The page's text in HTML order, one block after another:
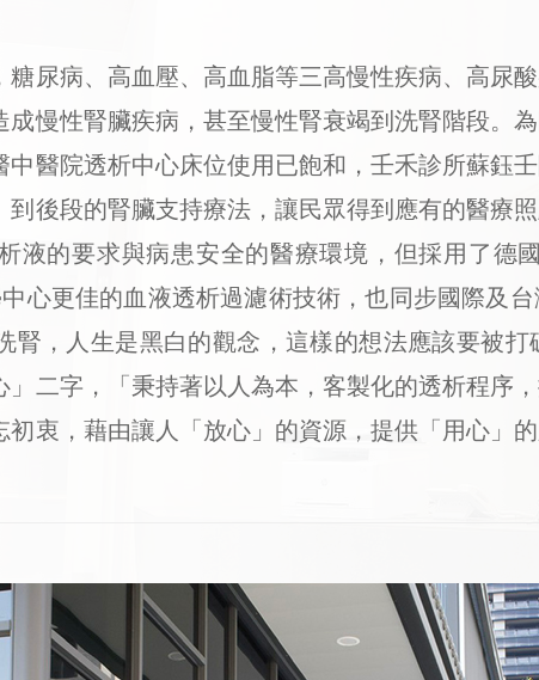
病、高血壓、高血脂等三高慢性疾病、高尿
慢性腎臟疾病，甚至慢性腎衰竭到洗腎階段。
醫院透析中心床位使用已飽和，壬禾診所蘇鈺
後段的腎臟支持療法，讓民眾得到應有的醫療
液的要求與病患安全的醫療環境，但採用了德
心更佳的血液透析過濾術技術，也同步國際及
腎，人生是黑白的觀念，這樣的想法應該要被
二字，「秉持著以人為本，客製化的透析程序
衷，藉由讓人「放心」的資源，提供「用心」